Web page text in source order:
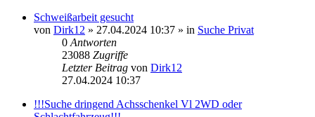
Schweißarbeit gesucht
von Dirk12 » 27.04.2024 10:37 » in Suche Privat
0 Antworten
23088 Zugriffe
Letzter Beitrag von Dirk12
27.04.2024 10:37
!!!Suche dringend Achsschenkel Vl 2WD oder